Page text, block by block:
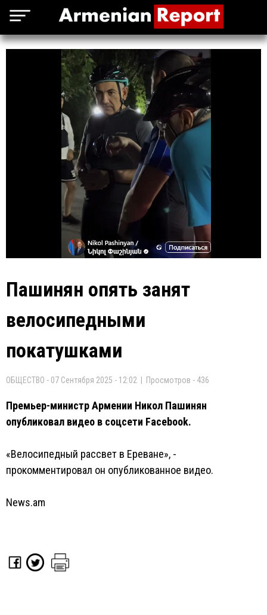
Пашинян опять занят
велосипедными
покатушками
ОБЩЕСТВО - 07 Сентября 2025 - 12:02 | Просмотров - 436
Премьер-министр Армении Никол Пашинян
опубликовал видео в соцсети Facebook.
«Велосипедный рассвет в Ереване», -
прокомментировал он опубликованное видео.
News.am